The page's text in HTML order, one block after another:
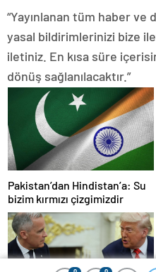
“Yayınlanan tüm haber
yasal bildirimlerinizi bize
iletiniz. En kısa süre
dönüş sağlanılacaktır.”
Pakistan’dan Hindistan’a: Su
bizim kırmızı çizgimizdir